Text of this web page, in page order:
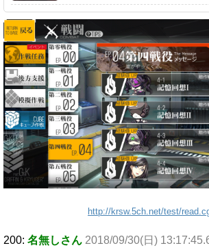
http://krsw.5ch.net/test/
200: 名無しさん 2018/09/30(日)